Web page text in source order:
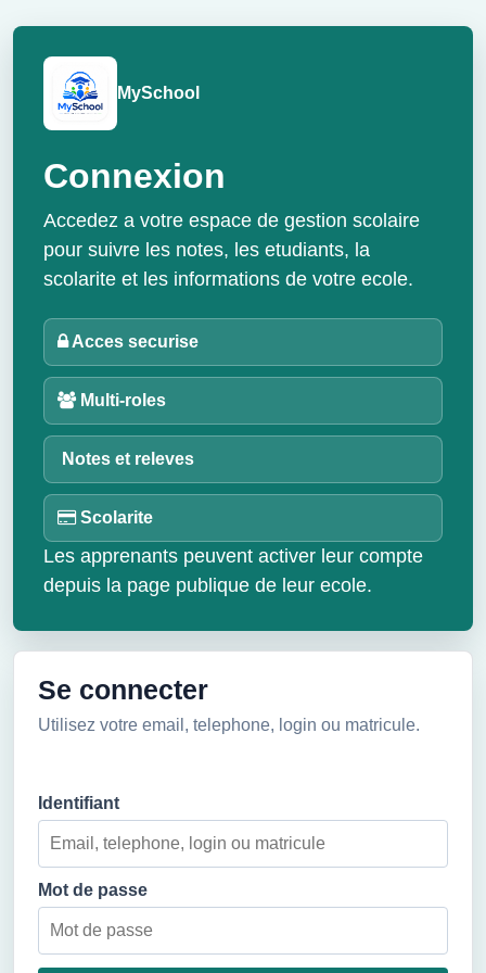
MySchool
Connexion
Accedez a votre espace de gestion scolaire
pour suivre les notes, les etudiants, la
scolarite et les informations de votre ecole.
Acces securise
Multi-roles
Notes et releves
Scolarite
Les apprenants peuvent activer leur compte
depuis la page publique de leur ecole.
Se connecter
Utilisez votre email, telephone, login ou matricule.
Identifiant
Mot de passe